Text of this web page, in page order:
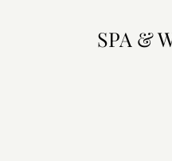
SPA &